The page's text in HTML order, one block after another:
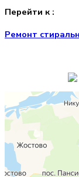
Перейти к :
Ремонт